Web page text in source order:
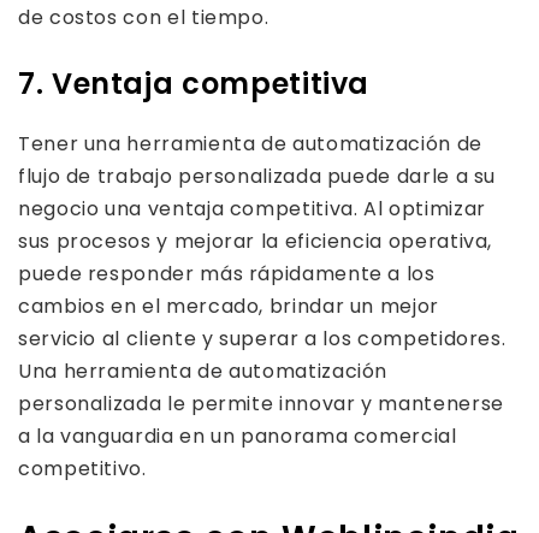
de costos con el tiempo.
7. Ventaja competitiva
Tener una herramienta de automatización de
flujo de trabajo personalizada puede darle a su
negocio una ventaja competitiva. Al optimizar
sus procesos y mejorar la eficiencia operativa,
puede responder más rápidamente a los
cambios en el mercado, brindar un mejor
servicio al cliente y superar a los competidores.
Una herramienta de automatización
personalizada le permite innovar y mantenerse
a la vanguardia en un panorama comercial
competitivo.